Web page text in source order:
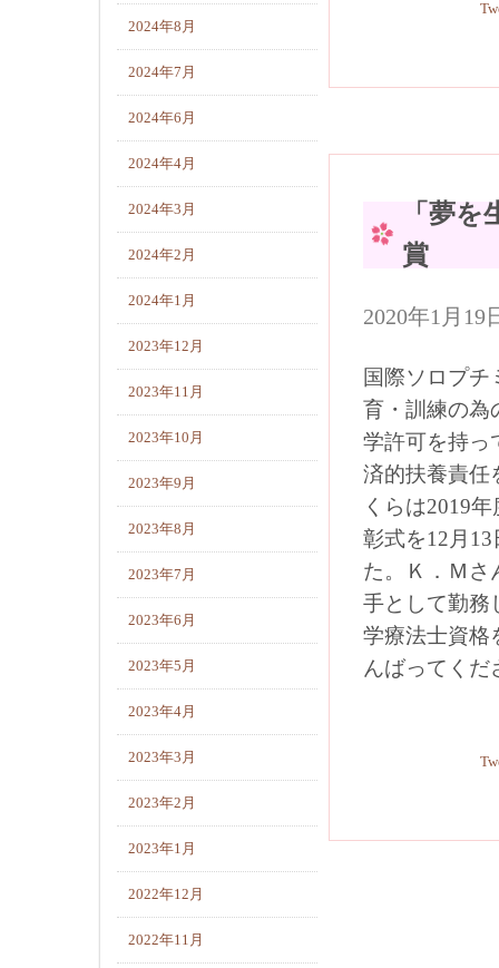
「夢
賞
2020年1月
国際ソロプ
育・訓練の為
学許可を持っ
済的扶養責任
くらは2019
彰式を12月
た。Ｋ．Ｍさ
手として勤務
学療法士資格
んばってくだ
2024年8月
2024年7月
2024年6月
2024年4月
2024年3月
2024年2月
2024年1月
2023年12月
2023年11月
2023年10月
2023年9月
2023年8月
2023年7月
2023年6月
2023年5月
2023年4月
2023年3月
2023年2月
2023年1月
2022年12月
2022年11月